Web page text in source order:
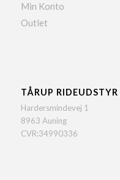
Min Konto
Outlet
TÅRUP RIDEUDSTYR
Hardersmindevej 1
8963 Auning
CVR:34990336